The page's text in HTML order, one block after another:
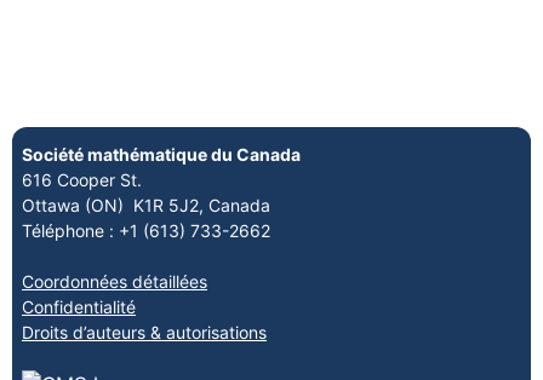
Société mathématique du Canada
616 Cooper St.
Ottawa (ON) K1R 5J2, Canada
Téléphone : +1 (613) 733-2662
Coordonnées détaillées
Confidentialité
Droits d’auteurs & autorisations